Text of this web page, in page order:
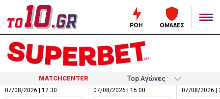
ΡΟΗ ΟΜΑΔΕΣ
MATCHCENTER
07/08/2026 | 12:30 07/08/2026 | 15:00 07/08/2026 |